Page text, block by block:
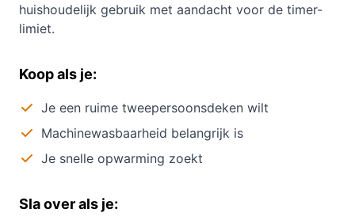
huishoudelijk gebruik met aandacht voor de timer-
limiet.
Koop als je:
Je een ruime tweepersoonsdeken wilt
Machinewasbaarheid belangrijk is
Je snelle opwarming zoekt
Sla over als je: